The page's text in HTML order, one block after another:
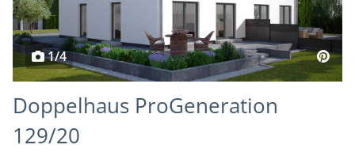
1/4
Doppelhaus ProGeneration
129/20